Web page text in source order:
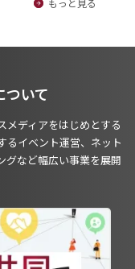
ついて
メディアをはじめとする
るイベント運営、ネット
グなど幅広い事業を展開